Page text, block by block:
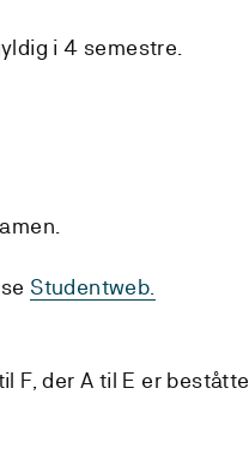
i 4 semestre.
Studentweb.
F, der A til E er